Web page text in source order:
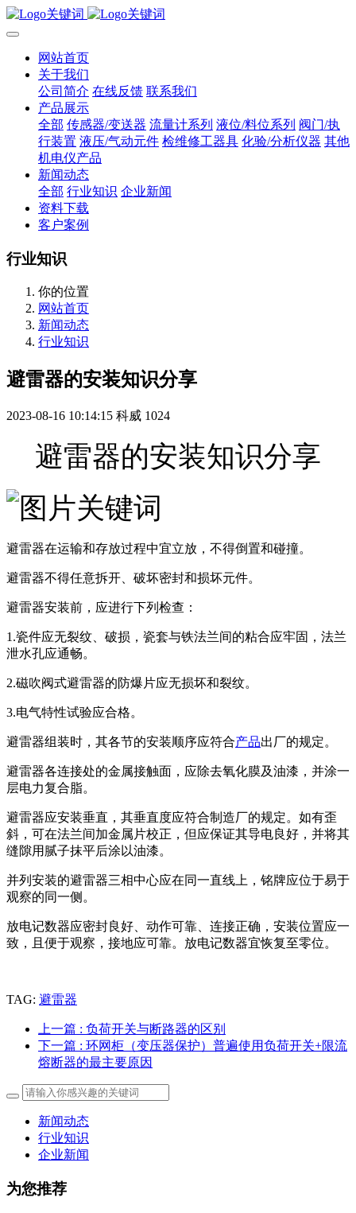
网站首页
关于我们
公司简介 在线反馈 联系我们
产品展示
全部 传感器/变送器 流量计系列 液位/料位系列 阀门/执
行装置 液压/气动元件 检维修工器具 化验/分析仪器 其他
机电仪产品
新闻动态
全部 行业知识 企业新闻
资料下载
客户案例
行业知识
你的位置
网站首页
新闻动态
行业知识
避雷器的安装知识分享
2023-08-16 10:14:15 科威 1024
避雷器的安装知识分享
避雷器在运输和存放过程中宜立放，不得倒置和碰撞。
避雷器不得任意拆开、破坏密封和损坏元件。
避雷器安装前，应进行下列检查：
1.瓷件应无裂纹、破损，瓷套与铁法兰间的粘合应牢固，法兰
泄水孔应通畅。
2.磁吹阀式避雷器的防爆片应无损坏和裂纹。
3.电气特性试验应合格。
避雷器组装时，其各节的安装顺序应符合产品出厂的规定。
避雷器各连接处的金属接触面，应除去氧化膜及油漆，并涂一
层电力复合脂。
避雷器应安装垂直，其垂直度应符合制造厂的规定。如有歪
斜，可在法兰间加金属片校正，但应保证其导电良好，并将其
缝隙用腻子抹平后涂以油漆。
并列安装的避雷器三相中心应在同一直线上，铭牌应位于易于
观察的同一侧。
放电记数器应密封良好、动作可靠、连接正确，安装位置应一
致，且便于观察，接地应可靠。放电记数器宜恢复至零位。
TAG: 避雷器
上一篇 : 负荷开关与断路器的区别
下一篇 : 环网柜（变压器保护）普遍使用负荷开关+限流
熔断器的最主要原因
新闻动态
行业知识
企业新闻
为您推荐